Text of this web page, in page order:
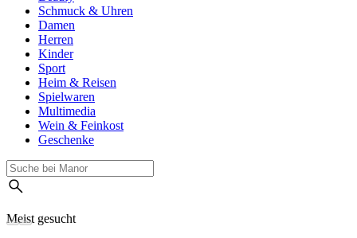
Schmuck & Uhren
Damen
Herren
Kinder
Sport
Heim & Reisen
Spielwaren
Multimedia
Wein & Feinkost
Geschenke
Meist gesucht